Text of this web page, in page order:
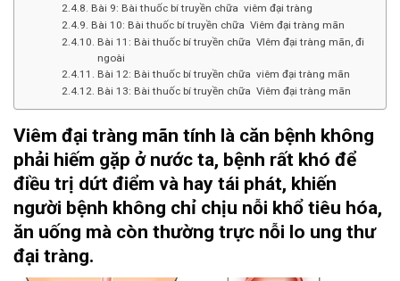
Bài 9: Bài thuốc bí truyền chữa viêm đại tràng
Bài 10: Bài thuốc bí truyền chữa Viêm đại tràng mãn
Bài 11: Bài thuốc bí truyền chữa VIêm đại tràng mãn, đi
ngoài
Bài 12: Bài thuốc bí truyền chữa viêm đại tràng mãn
Bài 13: Bài thuốc bí truyền chữa Viêm đại tràng mãn
Viêm đại tràng mãn tính là căn bệnh không
phải hiếm gặp ở nước ta, bệnh rất khó để
điều trị dứt điểm và hay tái phát, khiến
người bệnh không chỉ chịu nỗi khổ tiêu hóa,
ăn uống mà còn thường trực nỗi lo ung thư
đại tràng.